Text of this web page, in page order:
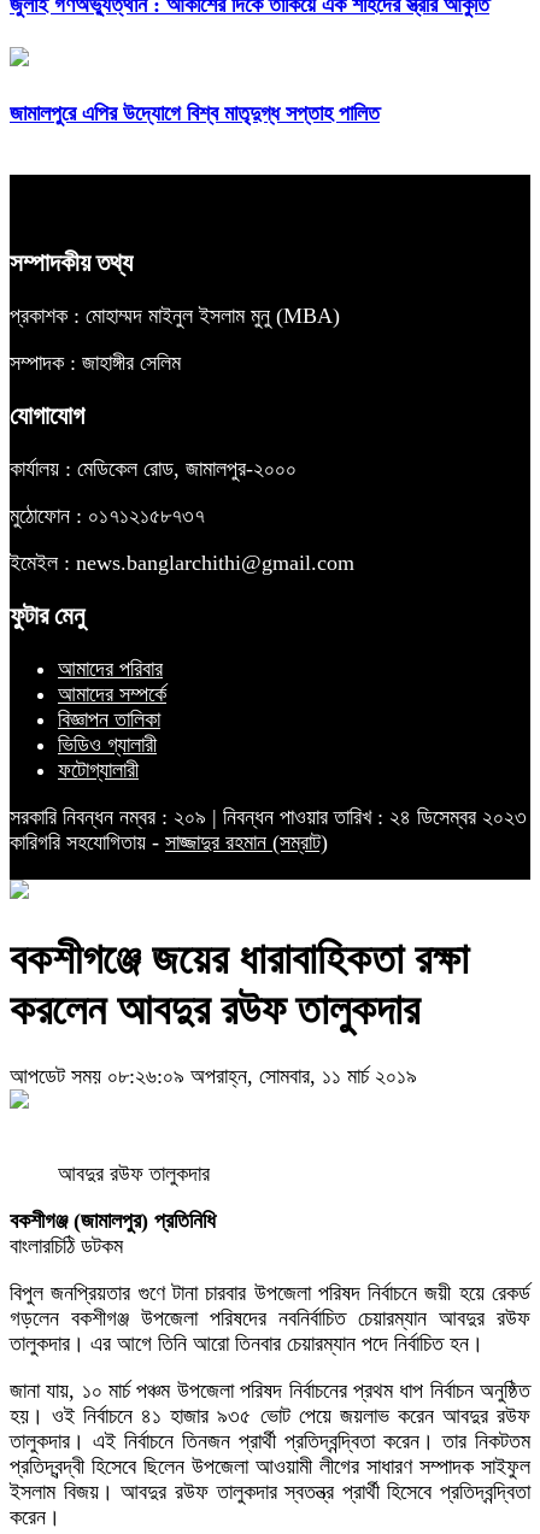
জুলাই গণঅভ্যুত্থান : আকাশের দিকে তাকিয়ে এক শহিদের স্ত্রীর আকুতি
জামালপুরে এপির উদ্যোগে বিশ্ব মাতৃদুগ্ধ সপ্তাহ পালিত
সম্পাদকীয় তথ্য
প্রকাশক : মোহাম্মদ মাইনুল ইসলাম মুনু (MBA)
সম্পাদক : জাহাঙ্গীর সেলিম
যোগাযোগ
কার্যালয় : মেডিকেল রোড, জামালপুর-২০০০
মুঠোফোন : ০১৭১২১৫৮৭৩৭
ইমেইল : news.banglarchithi@gmail.com
ফুটার মেনু
আমাদের পরিবার
আমাদের সম্পর্কে
বিজ্ঞাপন তালিকা
ভিডিও গ্যালারী
ফটোগ্যালারী
সরকারি নিবন্ধন নম্বর : ২০৯ | নিবন্ধন পাওয়ার তারিখ : ২৪ ডিসেম্বর ২০২৩
কারিগরি সহযোগিতায় - সাজ্জাদুর রহমান (সম্রাট)
বকশীগঞ্জে জয়ের ধারাবাহিকতা রক্ষা
করলেন আবদুর রউফ তালুকদার
আপডেট সময় ০৮:২৬:০৯ অপরাহ্ন, সোমবার, ১১ মার্চ ২০১৯
আবদুর রউফ তালুকদার
বকশীগঞ্জ (জামালপুর) প্রতিনিধি
বাংলারচিঠি ডটকম
বিপুল জনপ্রিয়তার গুণে টানা চারবার উপজেলা পরিষদ নির্বাচনে জয়ী হয়ে রেকর্ড
গড়লেন বকশীগঞ্জ উপজেলা পরিষদের নবনির্বাচিত চেয়ারম্যান আবদুর রউফ
তালুকদার। এর আগে তিনি আরো তিনবার চেয়ারম্যান পদে নির্বাচিত হন।
জানা যায়, ১০ মার্চ পঞ্চম উপজেলা পরিষদ নির্বাচনের প্রথম ধাপ নির্বাচন অনুষ্ঠিত
হয়। ওই নির্বাচনে ৪১ হাজার ৯৩৫ ভোট পেয়ে জয়লাভ করেন আবদুর রউফ
তালুকদার। এই নির্বাচনে তিনজন প্রার্থী প্রতিদ্বন্দ্বিতা করেন। তার নিকটতম
প্রতিদ্বন্দ্বী হিসেবে ছিলেন উপজেলা আওয়ামী লীগের সাধারণ সম্পাদক সাইফুল
ইসলাম বিজয়। আবদুর রউফ তালুকদার স্বতন্ত্র প্রার্থী হিসেবে প্রতিদ্বন্দ্বিতা
করেন।